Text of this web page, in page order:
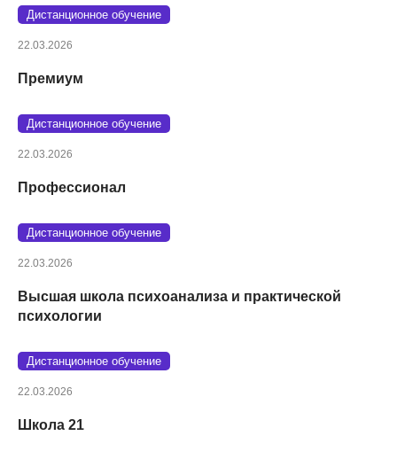
Дистанционное обучение
22.03.2026
Премиум
Дистанционное обучение
22.03.2026
Профессионал
Дистанционное обучение
22.03.2026
Высшая школа психоанализа и практической
психологии
Дистанционное обучение
22.03.2026
Школа 21